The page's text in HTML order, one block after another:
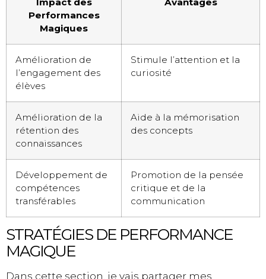
Performances
Magiques
Amélioration de
l’engagement des
élèves
Stimule l’attention et la
curiosité
Amélioration de la
rétention des
connaissances
Aide à la mémorisation
des concepts
Développement de
compétences
transférables
Promotion de la pensée
critique et de la
communication
STRATÉGIES DE PERFORMANCE
MAGIQUE
Dans cette section, je vais partager mes